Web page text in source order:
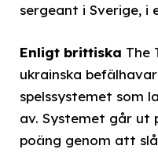
sergeant i Sverige, i
Enligt brittiska The
ukrainska
spelssystemet som
av. Systemet går
poäng genom att